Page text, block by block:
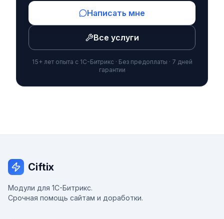
Написать мне
Все услуги
15+ лет опыта с 1С-Битрикс · Без предоплаты · 7 дней
гарантии
Ciftix
Модули для 1С-Битрикс.
Срочная помощь сайтам и доработки.